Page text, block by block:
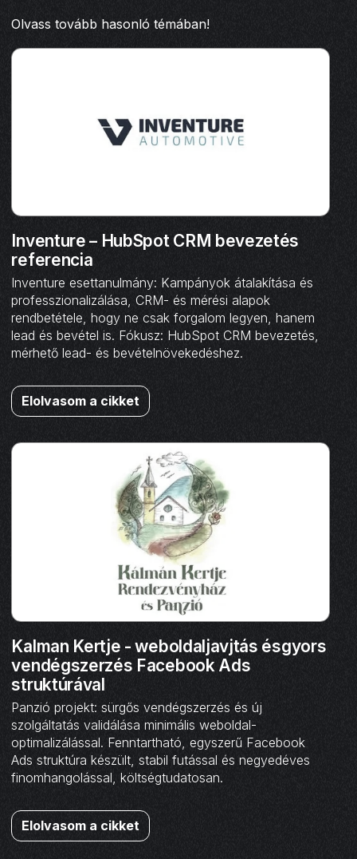
Olvass tovább hasonló témában!
Inventure – HubSpot CRM bevezetés
referencia
Inventure esettanulmány: Kampányok átalakítása és
professzionalizálása, CRM- és mérési alapok
rendbetétele, hogy ne csak forgalom legyen, hanem
lead és bevétel is. Fókusz: HubSpot CRM bevezetés,
mérhető lead- és bevételnövekedéshez.
Elolvasom a cikket
Kalman Kertje - weboldaljavjtás ésgyors
vendégszerzés Facebook Ads
struktúrával
Panzió projekt: sürgős vendégszerzés és új
szolgáltatás validálása minimális weboldal-
optimalizálással. Fenntartható, egyszerű Facebook
Ads struktúra készült, stabil futással és negyedéves
finomhangolással, költségtudatosan.
Elolvasom a cikket